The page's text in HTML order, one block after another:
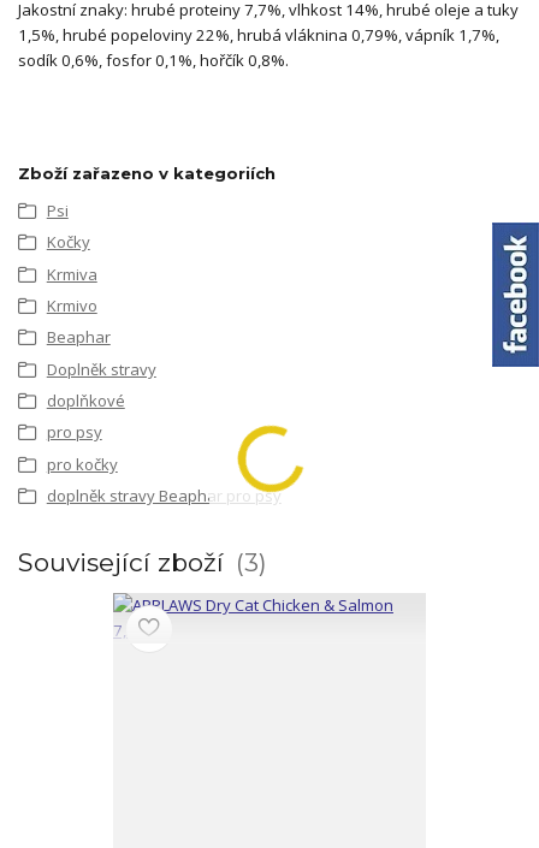
Jakostní znaky: hrubé proteiny 7,7%, vlhkost 14%, hrubé oleje a tuky
1,5%, hrubé popeloviny 22%, hrubá vláknina 0,79%, vápník 1,7%,
sodík 0,6%, fosfor 0,1%, hořčík 0,8%.
Zboží zařazeno v kategoriích
Psi
Kočky
Krmiva
Krmivo
Beaphar
Doplněk stravy
doplňkové
pro psy
pro kočky
doplněk stravy Beaphar pro psy
Související zboží 3